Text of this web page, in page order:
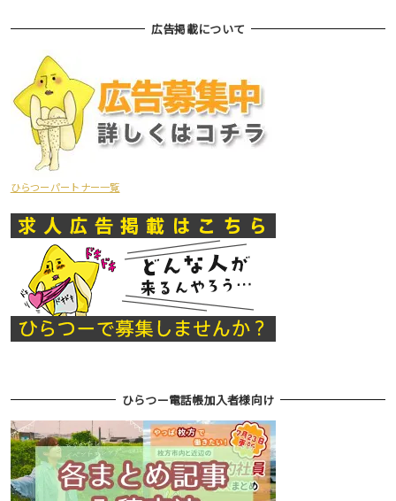
広告掲載について
ひらつーパートナー一覧
ひらつー電話帳加入者様向け